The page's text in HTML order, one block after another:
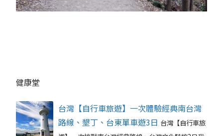
健康堂
台灣【自行車旅遊】一次體驗經典南台灣
路線、墾丁、台東單車遊3日 台灣【自行車旅